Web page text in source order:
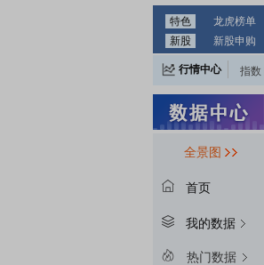
特色 龙虎榜单
新股
新股申购
行情中心 指数
全景图
首页
我的数据
热门数据